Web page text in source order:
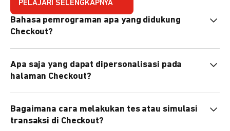
PELAJARI SELENGKAPNYA
Bahasa pemrograman apa yang didukung
Checkout?
PHP, Node.js, Go, dll).
Apa saja yang dapat dipersonalisasi pada
halaman Checkout?
preferensi bahasa, dan urutan metode pembayaran sesuai
kebutuhan brand Anda.
Bagaimana cara melakukan tes atau simulasi
transaksi di Checkout?